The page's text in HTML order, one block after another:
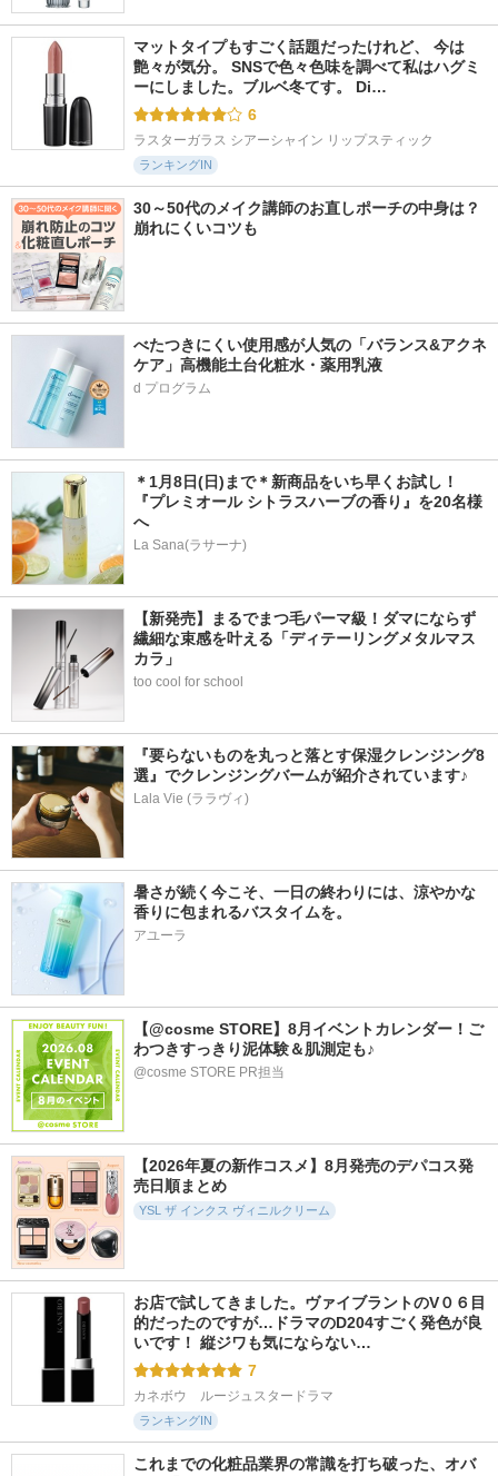
マットタイプもすごく話題だったけれど、 今は
艶々が気分。 SNSで色々色味を調べて私はハグミ
ーにしました。ブルベ冬てす。 Di…
6
ラスターガラス シアーシャイン リップスティック
ランキングIN
30～50代のメイク講師のお直しポーチの中身は？
崩れにくいコツも
べたつきにくい使用感が人気の「バランス&アクネ
ケア」高機能土台化粧水・薬用乳液
＊1月8日(日)まで＊新商品をいち早くお試し！
『プレミオール シトラスハーブの香り』を20名様
へ
La Sana(ラサーナ)
【新発売】まるでまつ毛パーマ級！ダマにならず
繊細な束感を叶える「ディテーリングメタルマス
カラ」
too cool for school
『要らないものを丸っと落とす保湿クレンジング8
選』でクレンジングバームが紹介されています♪
Lala Vie (ララヴィ)
暑さが続く今こそ、一日の終わりには、涼やかな
香りに包まれるバスタイムを。
アユーラ
【@cosme STORE】8月イベントカレンダー！ご
わつきすっきり泥体験＆肌測定も♪
@cosme STORE PR担当
【2026年夏の新作コスメ】8月発売のデパコス発
売日順まとめ
YSL ザ インクス ヴィニルクリーム
お店で試してきました。ヴァイブラントのV０６目
的だったのですが…ドラマのD204すごく発色が良
いです！ 縦ジワも気にならない…
7
カネボウ　ルージュスタードラマ
ランキングIN
これまでの化粧品業界の常識を打ち破った、オバ